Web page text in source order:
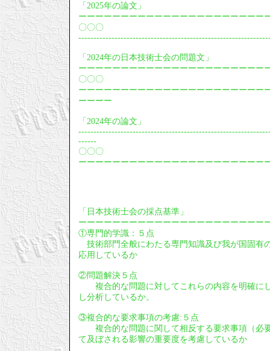
「2025年の論文」
ーーーーーーーーーーーーーーーーーーーーー
〇〇〇
「2024年の日本技術士会の問題文」
ーーーーーーーーーーーーーーーーーーーーー
〇〇〇
ーーーーーーーーーーーーーーーーーーーーー
ーーーー
「2024年の論文」
------
〇〇〇
ーーーーーーーーーーーーーーーーーーーーー
「日本技術士会の採点基準」
ーーーーーーーーーーーーーーーーーーーーー
①専門的学識：５点
技術部門全般にわたる専門知識及び我が国固有
応用しているか
②問題解決５点
複合的な問題に対してこれらの内容を明確に
し分析しているか。
③複合的な要求事項の考慮:５点
複合的な問題に関して相反する要求事項（必
て及ぼされる影響の重要度を考慮しているか